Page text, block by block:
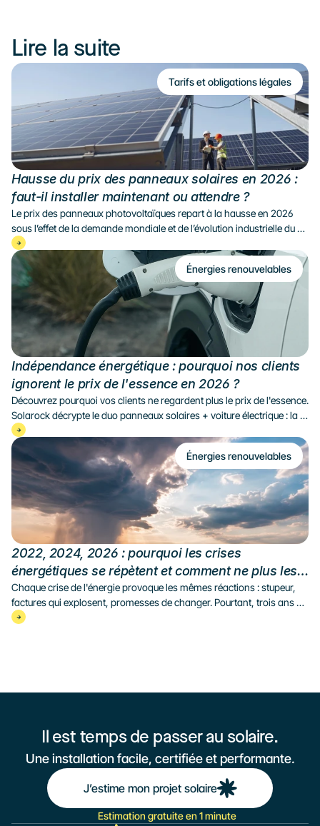
Lire la suite
Tarifs et obligations légales
Hausse du prix des panneaux solaires en 2026 :
faut-il installer maintenant ou attendre ?
Le prix des panneaux photovoltaïques repart à la hausse en 2026
sous l’effet de la demande mondiale et de l’évolution industrielle du
secteur. Faut-il installer des panneaux solaires maintenant ou
attendre ? Décryptage du marché et de la rentabilité du solaire.
Énergies renouvelables
Indépendance énergétique : pourquoi nos clients
ignorent le prix de l'essence en 2026 ?
Découvrez pourquoi vos clients ne regardent plus le prix de l'essence.
Solarock décrypte le duo panneaux solaires + voiture électrique : la
combinaison qui libère durablement du prix du carburant.
Énergies renouvelables
2022, 2024, 2026 : pourquoi les crises
énergétiques se répètent et comment ne plus les
subir ?
Chaque crise de l'énergie provoque les mêmes réactions : stupeur,
factures qui explosent, promesses de changer. Pourtant, trois ans
plus tard, on recommence. Retour sur 2022, 2024 et 2026 et
Il est temps de passer au solaire.
Une installation facile, certifiée et performante.
J’estime mon projet solaire
Estimation gratuite en 1 minute